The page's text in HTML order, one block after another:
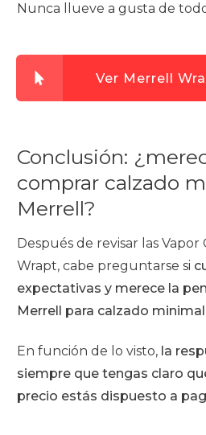
Nunca llueve a gusta de
Ver Merrell
Conclusión:
comprar calzado
Merrell?
Después de revisar las Vapor
Wrapt, cabe preguntarse si c
expectativas y merece la
Merrell para calzado
En función de lo visto, la
siempre que tengas claro
precio estás dispuesto a